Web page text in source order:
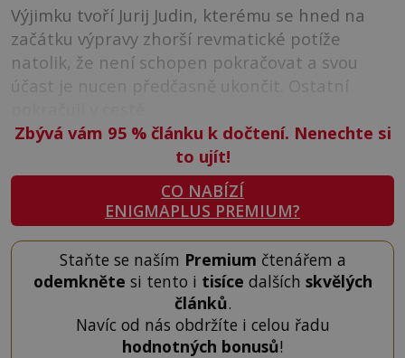
Výjimku tvoří Jurij Judin, kterému se hned na
začátku výpravy zhorší revmatické potíže
natolik, že není schopen pokračovat a svou
účast je nucen předčasně ukončit. Ostatní
Zbývá vám 95 %článku k dočtení. Nenechte si
to ujít!
CO NABÍZÍ
ENIGMAPLUS PREMIUM?
Staňte se naším Premium čtenářem a
odemkněte si tento i tisíce dalších skvělých
článků.
Navíc od nás obdržíte i celou řadu
hodnotných bonusů!